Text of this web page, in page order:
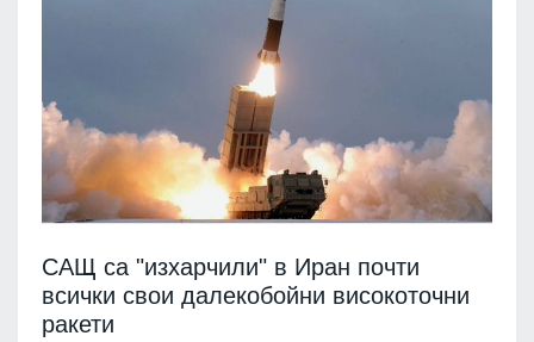
САЩ са "изхарчили" в Иран почти
всички свои далекобойни високоточни
ракети